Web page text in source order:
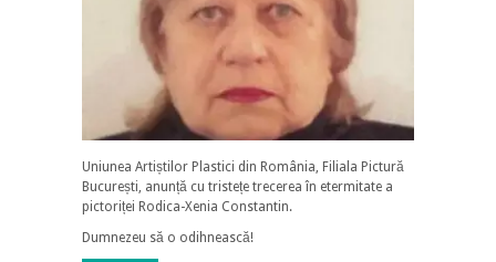
Uniunea Artiștilor Plastici din România, Filiala Pictură
București, anunță cu tristețe trecerea în etermitate a
pictoriței Rodica-Xenia Constantin.
Dumnezeu să o odihnească!